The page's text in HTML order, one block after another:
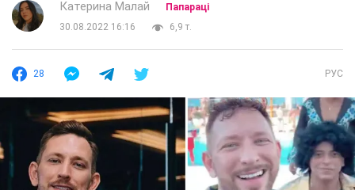
Катерина Малай
Папараці
30.08.2022 16:16
6,9 т.
28 РУС